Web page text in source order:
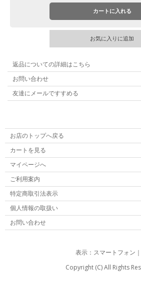
返品についての詳細はこちら
お問い合わせ
友達にメールですすめる
お店のトップへ戻る
カートを見る
マイページへ
ご利用案内
特定商取引法表示
個人情報の取扱い
お問い合わせ
表示：スマートフォン｜
Copyright (C) All Rights